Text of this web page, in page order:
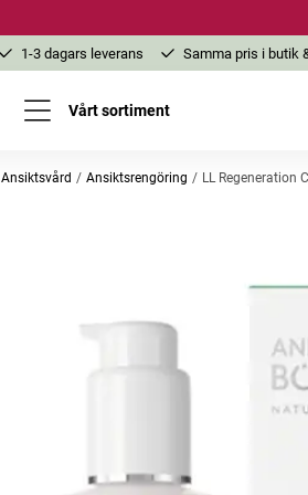
1-3 dagars leverans Samma pris i butik
Vårt sortiment
Ansiktsvård Ansiktsrengöring LL Regeneration